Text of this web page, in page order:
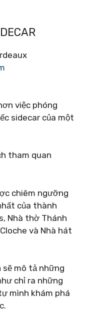
việc phóng
sidecar của một
tham quan
chiêm ngưỡng
của thành
Nhà thờ Thánh
và Nhà hát
sẽ mô tả những
chỉ ra những
mình khám phá